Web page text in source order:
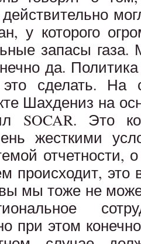
действительно
у которого
запасы
да.
сделать. На
Шахдениз на
SOCAR. Это
жесткими
отчетности,
происходит,
мы тоже не
при этом